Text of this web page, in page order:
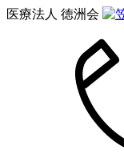
医療法人 徳洲会